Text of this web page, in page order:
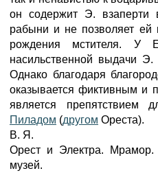
он содержит Э. взаперти
рабыни и не позволяет ей
рождения мстителя. У
насильственной выдачи Э.
Однако благодаря
оказывается фиктивным и
является препятствием
Пиладом (другом Ореста).
В. Я.
Орест и Электра.
музей.